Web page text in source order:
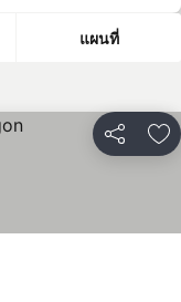
แผนที่
แชร์ เ